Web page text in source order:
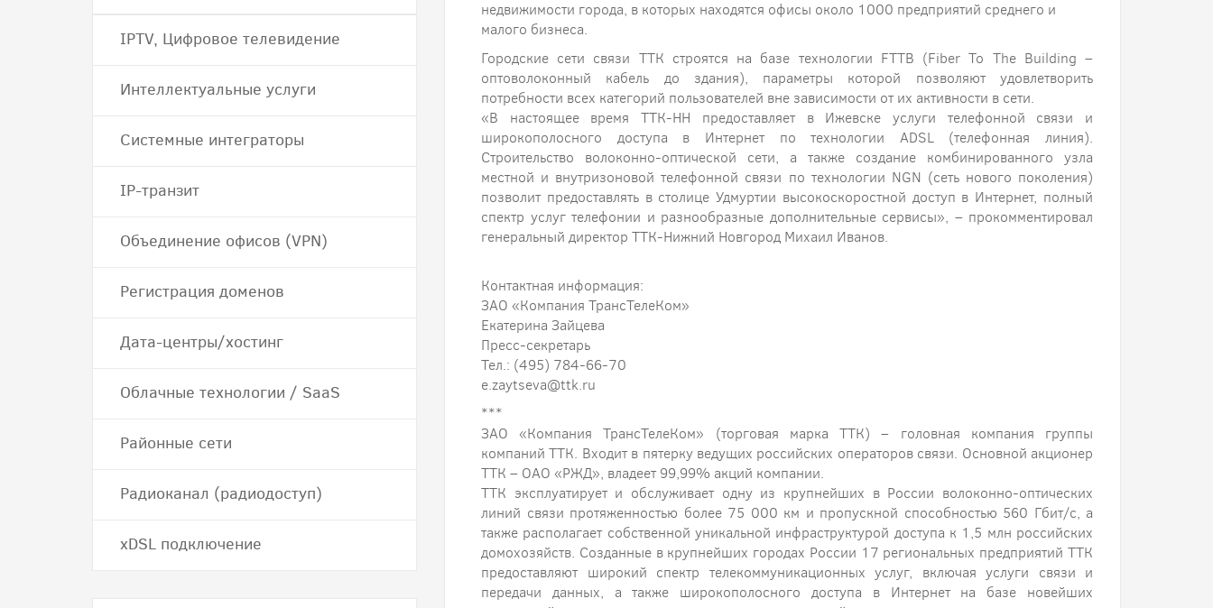
недвижимости города, в которых находятся офисы около 1000 предприятий среднего и
малого бизнеса.
Городские сети связи ТТК строятся на базе технологии FTTB (Fiber To The Building –
оптоволоконный кабель до здания), параметры которой позволяют удовлетворить
потребности всех категорий пользователей вне зависимости от их активности в сети.
«В настоящее время ТТК-НН предоставляет в Ижевске услуги телефонной связи и
широкополосного доступа в Интернет по технологии ADSL (телефонная линия).
Строительство волоконно-оптической сети, а также создание комбинированного узла
местной и внутризоновой телефонной связи по технологии NGN (сеть нового поколения)
позволит предоставлять в столице Удмуртии высокоскоростной доступ в Интернет, полный
спектр услуг телефонии и разнообразные дополнительные сервисы», – прокомментировал
генеральный директор ТТК-Нижний Новгород Михаил Иванов.
Контактная информация:
ЗАО «Компания ТрансТелеКом»
Екатерина Зайцева
Пресс-секретарь
Тел.: (495) 784-66-70
e.zaytseva@ttk.ru
***
ЗАО «Компания ТрансТелеКом» (торговая марка ТТК) – головная компания группы
компаний ТТК. Входит в пятерку ведущих российских операторов связи. Основной акционер
ТТК – ОАО «РЖД», владеет 99,99% акций компании.
ТТК эксплуатирует и обслуживает одну из крупнейших в России волоконно-оптических
линий связи протяженностью более 75 000 км и пропускной способностью 560 Гбит/с, а
также располагает собственной уникальной инфраструктурой доступа к 1,5 млн российских
домохозяйств. Созданные в крупнейших городах России 17 региональных предприятий ТТК
предоставляют широкий спектр телекоммуникационных услуг, включая услуги связи и
передачи данных, а также широкополосного доступа в Интернет на базе новейших
IPTV, Цифровое телевидение
Интеллектуальные услуги
Системные интеграторы
IP-транзит
Объединение офисов (VPN)
Регистрация доменов
Дата-центры/хостинг
Облачные технологии / SaaS
Районные сети
Радиоканал (радиодоступ)
хDSL подключение